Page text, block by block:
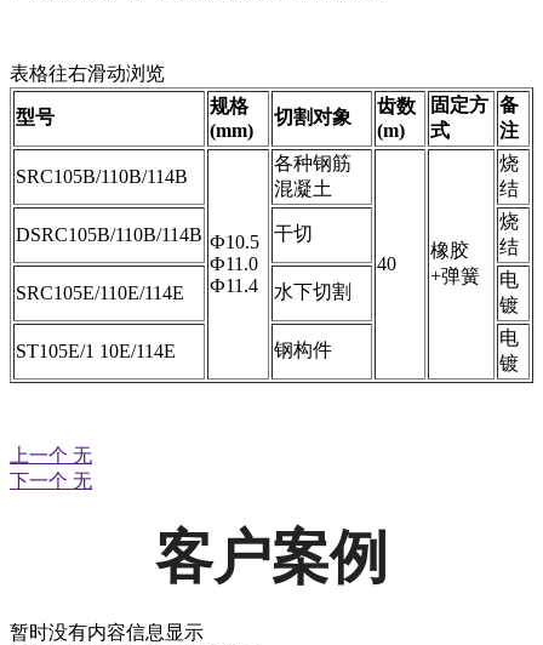
表格往右滑动浏览
型号
规格
(mm)
切割对象
齿数
(m)
固定方
式
备
注
SRC105B/110B/114B
Ф10.5
Ф11.0
Ф11.4
各种钢筋
混凝土
40
橡胶
+弹簧
烧
结
DSRC105B/110B/114B 干切
烧
结
SRC105E/110E/114E 水下切割
电
镀
ST105E/1 10E/114E 钢构件
电
镀
上一个 无
下一个 无
客户案例
暂时没有内容信息显示